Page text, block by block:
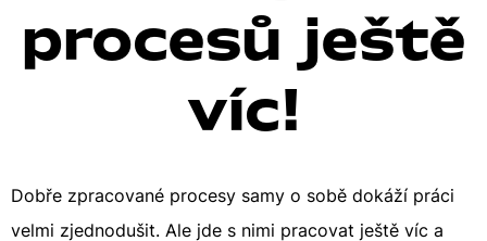
procesů ještě
víc!
Dobře zpracované procesy samy o sobě dokáží práci
velmi zjednodušit. Ale jde s nimi pracovat ještě víc a